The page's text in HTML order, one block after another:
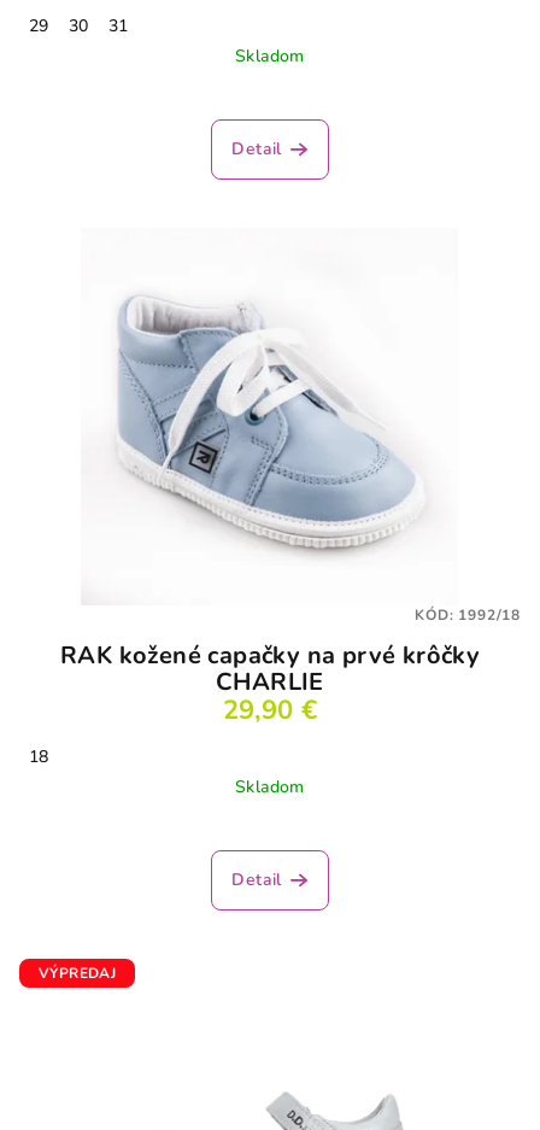
29
30
31
Skladom
Detail
RAK kožené capačky na prvé krôčky
CHARLIE
29,90 €
18
Skladom
Detail
KÓD: 1992/18
VÝPREDAJ